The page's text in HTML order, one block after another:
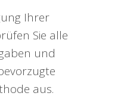
Ihrer
Sie alle
und
aus.